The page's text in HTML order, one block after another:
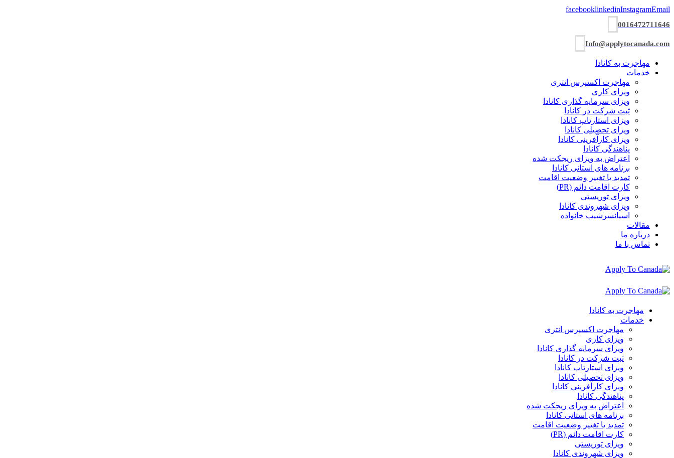
facebooklinkedinInstagramEmail
0016472711646
Info@applytocanada.com
مهاجرت به کانادا
خدمات
مهاجرت اکسپرس انتری
ویزای کاری
ویزای سرمایه گذاری کانادا
ثبت شرکت در کانادا
ویزای استارتاپ کانادا
ویزای تحصیلی کانادا
ویزای کارآفرینی کانادا
پناهندگی کانادا
اعتراض به ویزای ریجکت شده
برنامه های استانی کانادا
تمدید یا تغییر وضعیت اقامت
کارت اقامت دائم (PR)
ویزای توریستی
ویزای شھروندی کانادا
اسپانسرشیپ خانواده
مقالات
درباره ما
تماس با ما
مهاجرت به کانادا
خدمات
مهاجرت اکسپرس انتری
ویزای کاری
ویزای سرمایه گذاری کانادا
ثبت شرکت در کانادا
ویزای استارتاپ کانادا
ویزای تحصیلی کانادا
ویزای کارآفرینی کانادا
پناهندگی کانادا
اعتراض به ویزای ریجکت شده
برنامه های استانی کانادا
تمدید یا تغییر وضعیت اقامت
کارت اقامت دائم (PR)
ویزای توریستی
ویزای شھروندی کانادا